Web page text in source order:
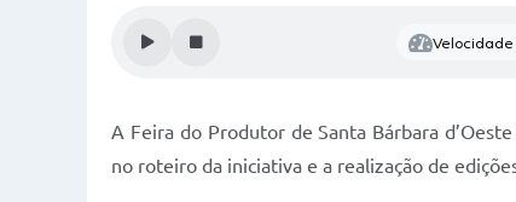
A Feira do Produtor de Santa Bárbara
no roteiro da iniciativa e a realização de